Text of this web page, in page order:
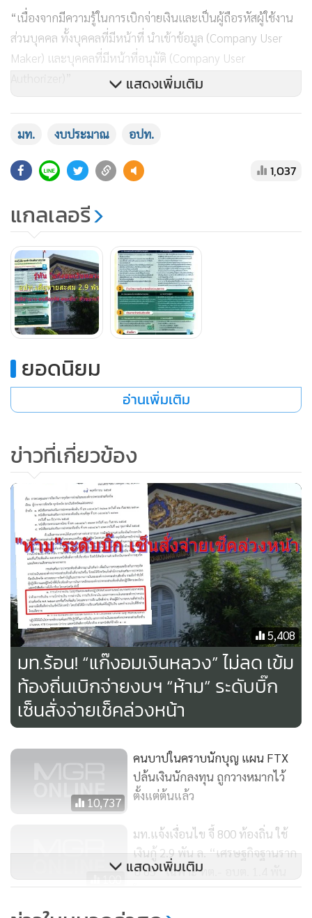
“เนื่องจากมีความรู้ในการเบิกจ่ายเงินและเป็นผู้ถือรหัสผู้ใช้งาน
ส่วนบุคคล ทั้งบุคคลที่มีหน้าที่ นำเข้าข้อมูล (Company User
Maker) และบุคคลที่มีหน้าที่อนุมัติ (Company User
เมื่อพิมพ์ข้อมูลจากในระบบออกมาแล้ว มีการแก้ไขเปลี่ยนแปลง
รายการที่เบิกเท็จ และมีการแก้ไข statement ของธนาคาร เพื่อ
ให้ยอดคงเหลือตรงกับในรายงาน ผู้บังคับบัญชา ทำให้ไม่เห็น
รายการเบิกเงินผิดปกติ
การมอบหมายบุคคลใดบุคคลหนึ่งแบบไม่เป็นทางการในการเข้า
ถึงข้อมูลและรหัสส่วนบุคคล เพื่อดำเนินการเข้าใช้งานในระบบ
จึงทำให้สามารถดำเนินการอนุมัติรายการต่างๆ นำไปสู่การกระ
ทำทุจริตได้
กรณีการย้ายหรือมารับตำแหน่งใหม่ ไม่มีการมอบหมายงานที่
ชัดเจนเป็นลายลักษณ์อักษร และส่งมอบงานในหน้าที่ที่ไม่ถูก
ต้องครบถ้วน
ระบบฯ สามารถโอนเงินให้แก่บุคคลที่มิใช่เจ้าหนี้ หรือผู้มีสิทธิ ที่
ได้รับเงินกับ อปท.ได้ โดยอาศัยการที่เป็นผู้มีหน้าที่รับผิดชอบใน
การเข้าระบบแต่เพียงผู้เดียว
“การไม่กำกับดูแลผู้ที่มีหน้าที่ด้านการเงินการคลังอย่างใกล้ชิด
ทำให้เกิดการกระทำทุจริต ไม่มีการสอบทานและตรวจสอบทำให้
ผู้กระทำความผิดสามารถดำเนินการโดยไม่มีเอกสารการเบิกจ่าย
ใด ในการโอนเงินออกจากระบบ”
ด้านทักษะการเงินการคลังของบุคลากร พบว่า ผู้บริหารและผู้
มีหน้าที่หรือผู้ปฏิบัติงานเกี่ยวข้องด้านการเงินการคลังของ อปท.
รวมถึงบุคคลที่มีหน้าที่นำเข้าข้อมูล และบุคคลที่มีหน้าที่อนุมัติ
ในระบบ
“ไม่มีความรู้ความเข้าใจในการปฏิบัติหน้าที่ด้านการเบิกจ่ายเงิน
ตามระเบียบกระทรวงมหาดไทย และหนังสือสั่งการ ที่เกียวข้อง
หรือการเข้าใข้งานในระบบ โดยเฉพาะอำนาจหน้าที่ในการ
ในด้านการจ่ายเงินด้วยเช็คเจ้าหน้าที่ที่รับผิดขอบสามารถดำเนิน
การทุจริตปลอมลายมือผู้มือำนาจลงนามในเช็ค
“โดยที่ธนาคาร ไม่เกิดความสงสัยในการปลอมลายมือชื่อ
แสดงเพิ่มเติม
มท. งบประมาณ อปท.
1,037
แกลเลอรี
ยอดนิยม
อ่านเพิ่มเติม
ข่าวที่เกี่ยวข้อง
5,408
มท.ร้อน! “แก๊งอมเงินหลวง” ไม่ลด เข้ม
ท้องถิ่นเบิกจ่ายงบฯ “ห้าม” ระดับบิ๊ก
เซ็นสั่งจ่ายเช็คล่วงหน้า
10,737
คนบาปในคราบนักบุญ แผน FTX
ปล้นเงินนักลงทุน ถูกวางหมากไว้
ตั้งแต่ต้นแล้ว
100
มท.แจ้งเงื่อนไข จี้ 800 ท้องถิ่น ใช้
เงินกู้ 2.9 พัน ล. “เศรษฐกิจฐานราก
ปี 65” เฉพาะ ทต.- อบต. 1.4 พัน
โครงการ
แสดงเพิ่มเติม